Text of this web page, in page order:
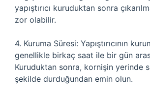
yapıştırıcı kuruduktan sonra
zor olabilir.
4. Kuruma Süresi: Yapıştırıcının
genellikle birkaç saat ile bir gün
Kuruduktan sonra, kornişin yerinde
şekilde durduğundan emin olun.